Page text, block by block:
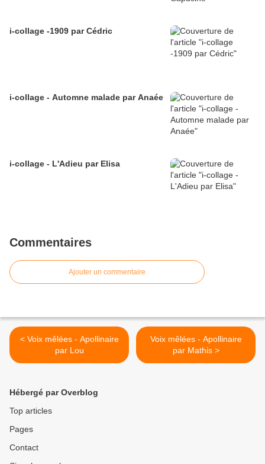
i-collage -1909 par Cédric
i-collage - Automne malade par Anaée
i-collage - L'Adieu par Elisa
Commentaires
Ajouter un commentaire
< Voix mêlées - Apollinaire
par Lou
Voix mêlées - Apollinaire
par Mathis >
Hébergé par Overblog
Top articles
Pages
Contact